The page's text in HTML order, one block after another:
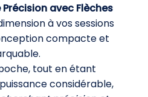
avec Flèches
à vos sessions
compacte et
tout en étant
considérable,